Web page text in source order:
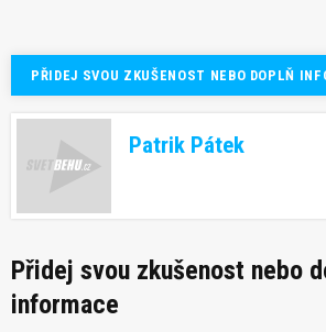
PŘIDEJ SVOU ZKUŠENOST NEBO DOPLŇ
Patrik Pátek
Přidej svou zkušenost nebo
informace